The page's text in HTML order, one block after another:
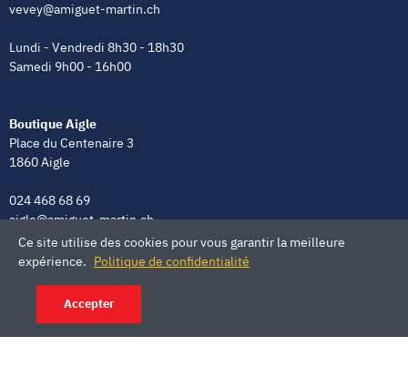
vevey@amiguet-martin.ch
Lundi - Vendredi 8h30 - 18h30
Samedi 9h00 - 16h00
Boutique Aigle
Place du Centenaire 3
1860 Aigle
024 468 68 69
aigle@amiguet-martin.ch
Lundi - Vendredi 8h00 - 12h00 | 13h30 - 18h30
Ce site utilise des cookies pour vous garantir la meilleure
expérience. Politique de confidentialité
Accepter